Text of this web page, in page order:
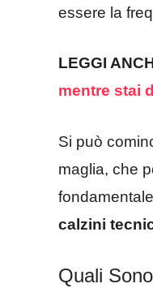
essere la
LEGGI
mentre stai
Si può
maglia, che
calzini
Quali